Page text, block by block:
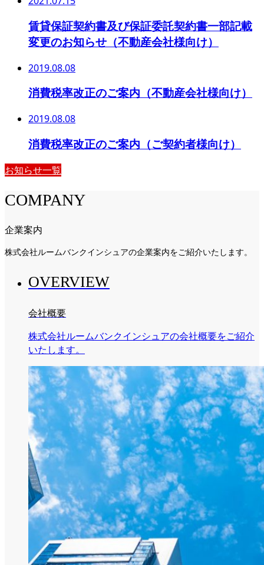
賃貸保証契約書及び保証委託契約書一部記載
変更のお知らせ（不動産会社様向け）
2019.08.08
消費税率改正のご案内（不動産会社様向け）
2019.08.08
消費税率改正のご案内（ご契約者様向け）
お知らせ一覧
COMPANY
企業案内
株式会社ルームバンクインシュアの企業案内をご紹介いたします。
OVERVIEW
会社概要
株式会社ルームバンクインシュアの会社概要をご紹介
いたします。